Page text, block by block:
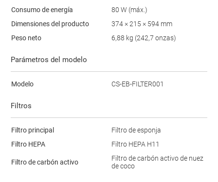
Consumo de energía
80 W (máx.)
Dimensiones del producto
374 × 215 × 594 mm
Peso neto
6,88 kg (242,7 onzas)
Parámetros del modelo
Modelo CS-EB-FILTER001
Filtros
Filtro principal
Filtro de esponja
Filtro HEPA
Filtro HEPA H11
Filtro de carbón activo
Filtro de carbón activo de nuez
de coco